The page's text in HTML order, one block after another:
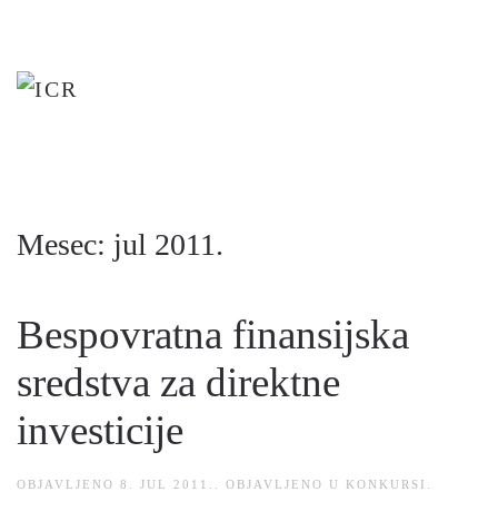
to
Mesec: jul 2011.
Bespovratna finansijska
sredstva za direktne
investicije
OBJAVLJENO 8. JUL 2011. . OBJAVLJENO U KONKURSI